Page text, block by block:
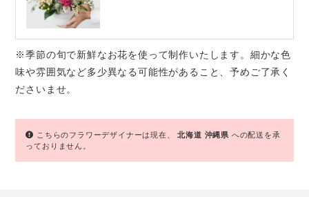
※季節の旬で新鮮なお花を使って制作いたします。細かな色
味や雰囲気など多少異なる可能性があること、予めご了承く
ださいませ。
こちらのフラワーデザイナーは現在、北海道 沖縄県 への配送を承
っておりません。